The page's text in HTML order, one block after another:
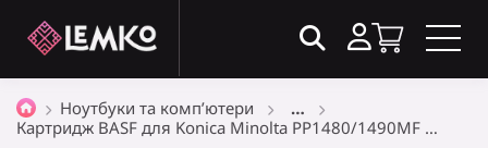
Товари в кошику(0)
Ноутбуки та комп’ютери
…
Картридж BASF для Konica Minolta PP1480/1490MF …